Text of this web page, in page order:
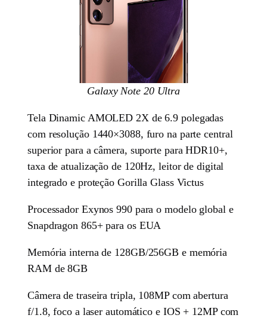
Galaxy Note 20 Ultra
Tela Dinamic AMOLED 2X de 6.9 polegadas
com resolução 1440×3088, furo na parte central
superior para a câmera, suporte para HDR10+,
taxa de atualização de 120Hz, leitor de digital
integrado e proteção Gorilla Glass Victus
Processador Exynos 990 para o modelo global e
Snapdragon 865+ para os EUA
Memória interna de 128GB/256GB e memória
RAM de 8GB
Câmera de traseira tripla, 108MP com abertura
f/1.8, foco a laser automático e IOS + 12MP com